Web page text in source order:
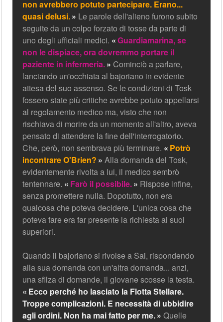
non avrebbero potuto partecipare. Erano...
quasi delusi.
Le parole dell'alieno furono subito
seguite da un colpo forzato di tosse da parte di
uno degli ufficiali medici.
Guardiamarina, se
non le dispiace, ora dovremmo portare il
paziente in infermeria.
Cominciò a parlare,
lanciando un'occhiata al bajoriano in evidente
attesa del suo assenso. Se le condizioni di Tosk
fossero state più critiche avrebbe potuto appellarsi
al regolamento medico ma, visto che non
rischiava di morire da un momento all'altro, aveva
pensato di attendere la fine dell'interrogatorio.
Che, però, non sembrava più terminare.
Potrò
incontrare O'Brien?
Alla domanda del Tosk,
evidentemente rivolta a lui, il medico sembrò
tentennare.
Farò il possibile.
Rispose infine,
senza promettere nulla. Dopotutto, non era
qualcosa che poteva decidere. L'unica cosa che
poteva fare era far presente la richiesta ai suoi
superiori.
Quando il bajoriano si rivolse a Sai, rispondendo
alla sua domanda con un'altra domanda... anzi,
una sfilza di domande, il giovane scosse la testa.
Ecco perché ho lasciato la Flotta Stellare.
Troppe complicazioni. E necessità di ubbidire
agli ordini. Non ha mai fatto per me.
Quelle